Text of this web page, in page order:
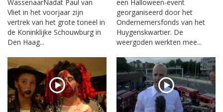
WassenaarNadat Paul van
Vliet in het voorjaar zijn
vertrek van het grote toneel in
de Koninklijke Schouwburg in
Den Haag...
een Halloween-event
georganiseerd door het
Ondernemersfonds van het
Huygenskwartier. De
weergoden werkten mee...